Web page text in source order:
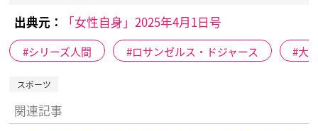
出典元： 「女性自身」2025年4月1日号
シリーズ人間 ロサンゼルス・ドジャース 大
スポーツ
関連記事